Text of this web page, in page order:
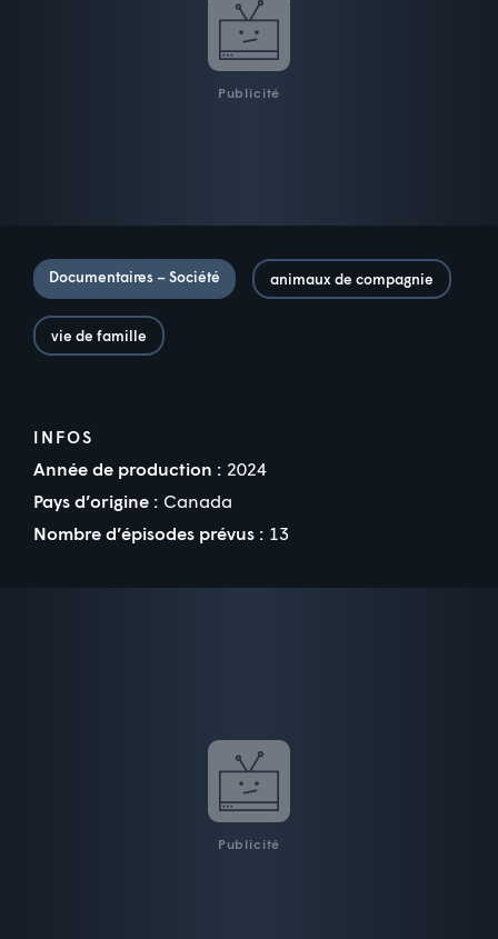
Publicité
Documentaires – Société animaux de compagnie
vie de famille
INFOS
Année de production : 2024
Pays d’origine : Canada
Nombre d’épisodes prévus : 13
Publicité